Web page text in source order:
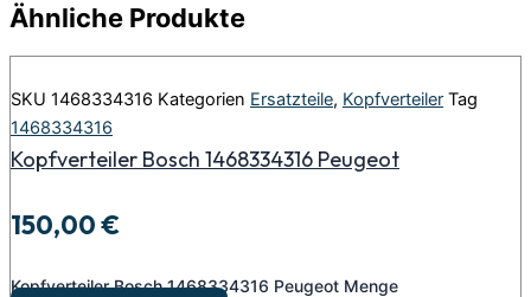
Ähnliche Produkte
SKU 1468334316 Kategorien Ersatzteile, Kopfverteiler Tag
1468334316
Kopfverteiler Bosch 1468334316 Peugeot
150,00€
Kopfverteiler Bosch 1468334316 Peugeot Menge